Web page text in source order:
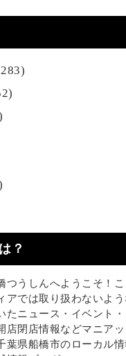
？
つうしんへようこそ！こ
アでは取り扱わないよ
たニュース・イベント
店閉店情報などマニア
葉県船橋市のローカル